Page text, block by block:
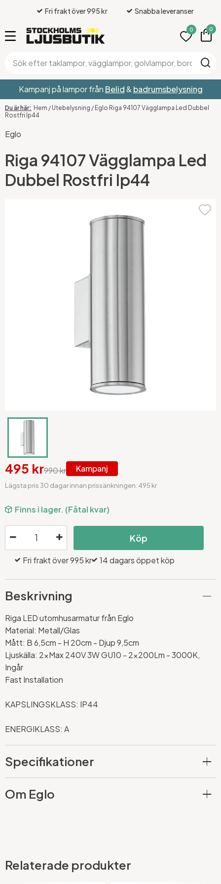
Fri frakt över 995 kr Snabba leveranser
0 0
Kampanj på lampor från Belid& badrumsbelysning
Hem / Utebelysning / Eglo Riga 94107 Vägglampa Led Dubbel
Rostfri Ip44
Eglo
Riga 94107 Vägglampa Led
Dubbel Rostfri Ip44
495 kr990 kr Kampanj
Lägsta pris 30 dagar innan prissänkningen: 495 kr
Finns i lager. (Fåtal kvar)
Köp
Fri frakt över 995 kr 14 dagars öppet köp
Beskrivning
Riga LED utomhusarmatur från Eglo
Material: Metall/Glas
Mått: B 6,5cm - H 20cm - Djup 9,5cm
Ljuskälla: 2xMax 240V 3W GU10 - 2x200Lm - 3000K,
Ingår
Fast Installation
KAPSLINGSKLASS: IP44
ENERGIKLASS: A
Specifikationer
Om Eglo
Relaterade produkter